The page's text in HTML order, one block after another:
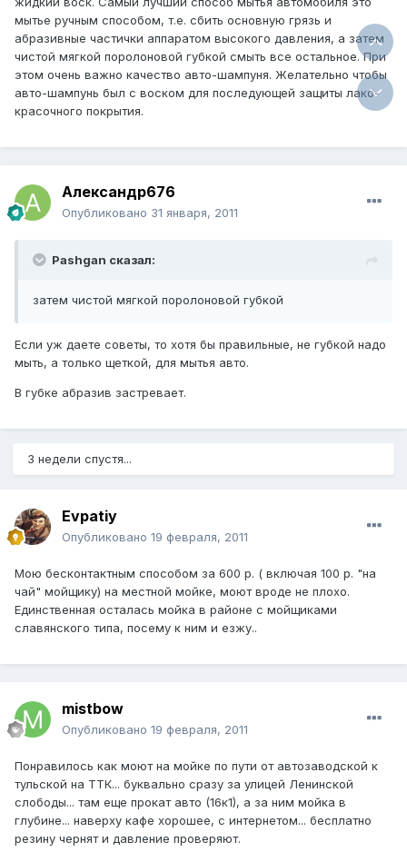
мытье ручным способом, т.е. сбить основную грязь и
абразивные частички аппаратом высокого давления, а затем
чистой мягкой поролоновой губкой смыть все остальное. При
этом очень важно качество авто-шампуня. Желательно чтобы
авто-шампунь был с воском для последующей защиты лако-
красочного покрытия.
Александр676
Опубликовано 31 января, 2011
Pashgan сказал:
затем чистой мягкой поролоновой губкой
Если уж даете советы, то хотя бы правильные, не губкой надо
мыть, а только щеткой, для мытья авто.
В губке абразив застревает.
3 недели спустя...
Evpatiy
Опубликовано 19 февраля, 2011
Мою бесконтактным способом за 600 р. ( включая 100 р. "на
чай" мойщику) на местной мойке, моют вроде не плохо.
Единственная осталась мойка в районе с мойщиками
славянского типа, посему к ним и езжу..
mistbow
Опубликовано 19 февраля, 2011
Понравилось как моют на мойке по пути от автозаводской к
тульской на ТТК... буквально сразу за улицей Ленинской
слободы... там еще прокат авто (16к1), а за ним мойка в
глубине... наверху кафе хорошее, с интернетом... бесплатно
резину чернят и давление проверяют.